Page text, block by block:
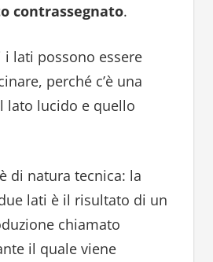
contrassegnato.
i lati possono essere
perché c’è una
lato lucido e quello
di natura tecnica: la
lati è il risultato di un
chiamato
il quale viene